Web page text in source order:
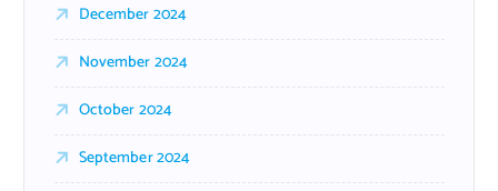
December 2024
November 2024
October 2024
September 2024